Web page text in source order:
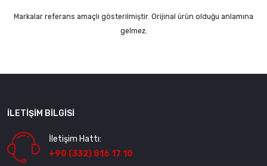
Markalar referans amaçlı gösterilmiştir. Orijinal ürün olduğu anlamına
gelmez.
İLETIŞIM BILGISI
İletişim Hattı:
+90 (332) 816 17 10